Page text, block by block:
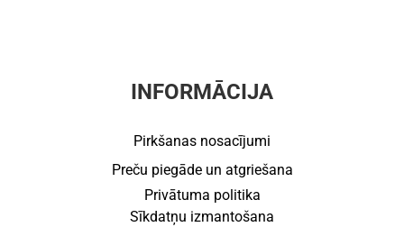
INFORMĀCIJA
Pirkšanas nosacījumi
Preču piegāde un atgriešana
Privātuma politika
Sīkdatņu izmantošana